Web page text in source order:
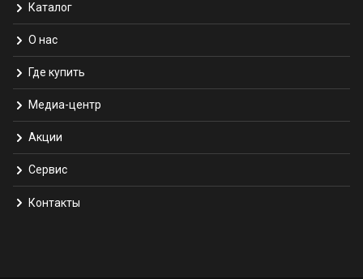
Каталог
О нас
Где купить
Медиа-центр
Акции
Сервис
Контакты